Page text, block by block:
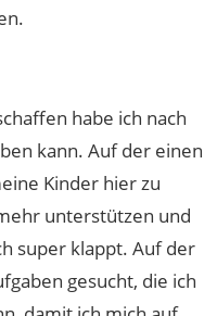
habe ich nach
kann. Auf der einen
Kinder hier zu
unterstützen und
super klappt. Auf der
gesucht, die ich